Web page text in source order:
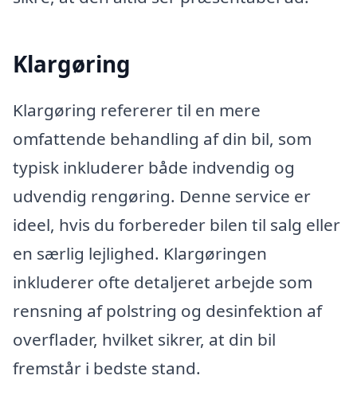
Klargøring
Klargøring refererer til en mere
omfattende behandling af din bil, som
typisk inkluderer både indvendig og
udvendig rengøring. Denne service er
ideel, hvis du forbereder bilen til salg eller
en særlig lejlighed. Klargøringen
inkluderer ofte detaljeret arbejde som
rensning af polstring og desinfektion af
overflader, hvilket sikrer, at din bil
fremstår i bedste stand.